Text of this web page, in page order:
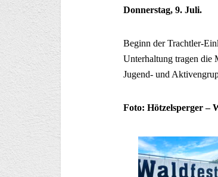
Donnerstag, 9. Juli.
Beginn der Trachtler-
Unterhaltung tragen die
Jugend- und
Foto: Hötzelsperger –